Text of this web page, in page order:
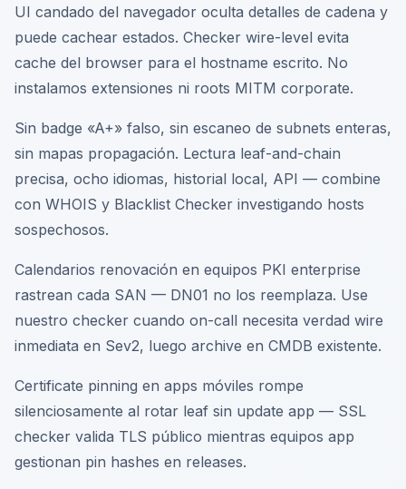
UI candado del navegador oculta detalles de cadena y
puede cachear estados. Checker wire-level evita
cache del browser para el hostname escrito. No
instalamos extensiones ni roots MITM corporate.
Sin badge «A+» falso, sin escaneo de subnets enteras,
sin mapas propagación. Lectura leaf-and-chain
precisa, ocho idiomas, historial local, API — combine
con WHOIS y Blacklist Checker investigando hosts
sospechosos.
Calendarios renovación en equipos PKI enterprise
rastrean cada SAN — DN01 no los reemplaza. Use
nuestro checker cuando on-call necesita verdad wire
inmediata en Sev2, luego archive en CMDB existente.
Certificate pinning en apps móviles rompe
silenciosamente al rotar leaf sin update app — SSL
checker valida TLS público mientras equipos app
gestionan pin hashes en releases.